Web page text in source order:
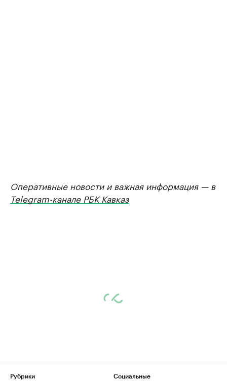
Оперативные новости и важная информация — в
Telegram-канале РБК Кавказ
Рубрики
Социальные